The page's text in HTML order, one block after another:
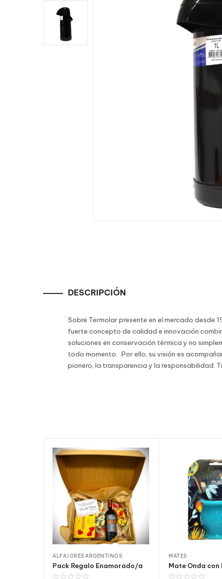
DESCRIPCIÓN
Sobre Termolar presente en el mercado desde
fuerte concepto de calidad e innovación
soluciones en conservación térmica y no
todo momento. Por ello, su visión es
pionero, la transparencia y la responsabilidad.
ALFAJORES ARGENTINOS
Pack Regalo Enamorado/a
MATES
Mate Onda